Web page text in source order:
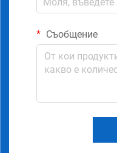
Съобщение